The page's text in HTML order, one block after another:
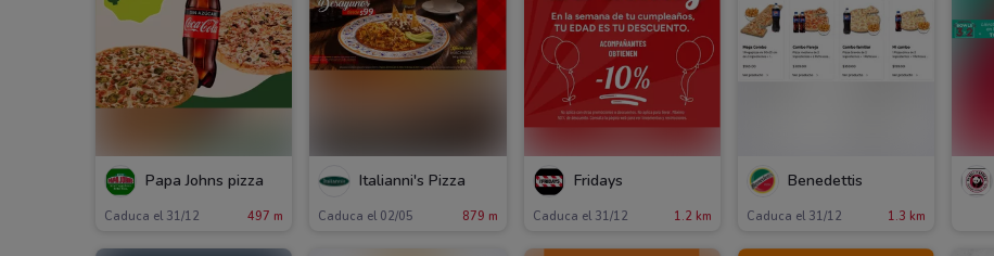
Papa Johns pizza
Caduca el 31/12 497 m
Italianni's Pizza
Caduca el 02/05 879 m
Fridays
Caduca el 31/12 1.2 km
Benedettis
Caduca el 31/12 1.3 km